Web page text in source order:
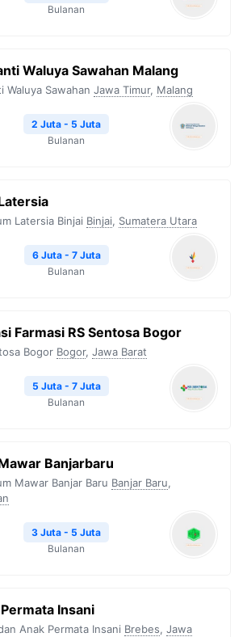
Bulanan
Waluya Sawahan Malang
Waluya Sawahan Jawa Timur, Malang
2 Juta - 5 Juta
Bulanan
Latersia Binjai Binjai, Sumatera Utara
6 Juta - 7 Juta
Bulanan
Farmasi RS Sentosa Bogor
Bogor Bogor, Jawa Barat
5 Juta - 7 Juta
Bulanan
Banjarbaru
Mawar Banjar Baru Banjar Baru,
3 Juta - 5 Juta
Bulanan
Insani
Anak Permata Insani Brebes, Jawa